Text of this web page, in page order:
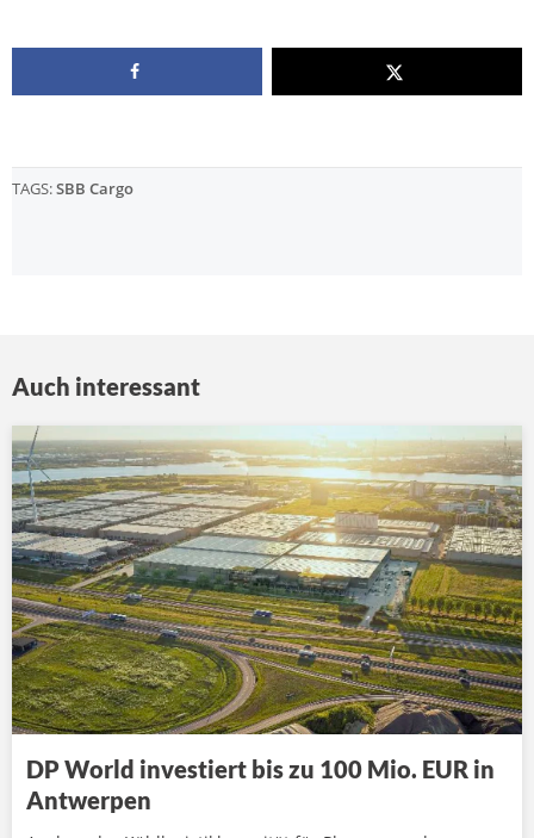
TAGS:SBB Cargo
Auch interessant
DP World investiert bis zu 100 Mio. EUR in
Antwerpen